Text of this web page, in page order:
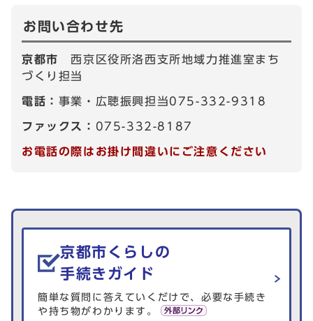
お問い合わせ先
京都市西京区役所洛西支所地域力推進室まち
づくり担当
電話： 事業・広聴振興担当075-332-9318
ファックス： 075-332-8187
お電話の際はお掛け間違いにご注意ください
生活情報を探す
京都市くらしの
手続きガイド
簡単な質問に答えていくだけで、必要な手続き
や持ち物がわかります。